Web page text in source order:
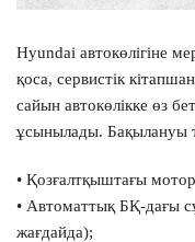
Hyundai автокөлігіне
қоса, сервистік
сайын автокөлікке өз
ұсынылады. Бақылануы
• Қозғалтқыштағы
• Автоматтық БҚ-дағы
жағдайда);
Өтінім